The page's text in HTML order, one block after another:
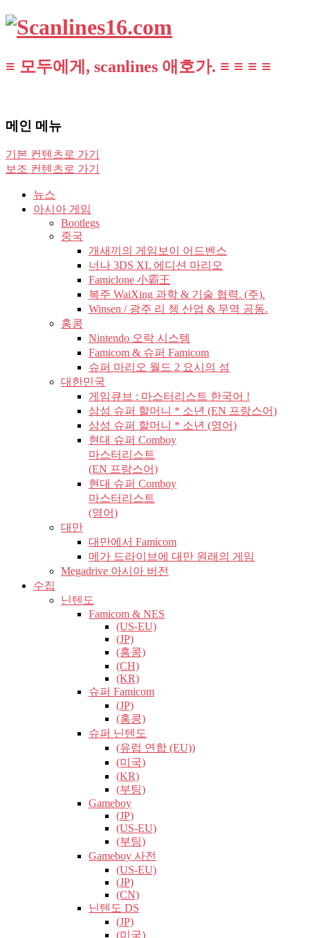
≡ 모두에게, scanlines 애호가. ≡ ≡ ≡ ≡
메인 메뉴
기본 컨텐츠로 가기
보조 컨텐츠로 가기
뉴스
아시아 게임
Bootlegs
중국
개새끼의 게임보이 어드벤스
너나 3DS XL 에디션 마리오
Famiclone 小霸王
복주 WaiXing 과학 & 기술 협력. (주).
Winsen / 광주 리 쳉 산업 & 무역 공동.
홍콩
Nintendo 오락 시스템
Famicom & 슈퍼 Famicom
슈퍼 마리오 월드 2 요시의 섬
대한민국
게임큐브 : 마스터리스트 한국어 !
삼성 슈퍼 할머니 * 소년 (EN 프랑스어)
삼성 슈퍼 할머니 * 소년 (영어)
현대 슈퍼 Comboy
마스터리스트
(EN 프랑스어)
현대 슈퍼 Comboy
마스터리스트
(영어)
대만
대만에서 Famicom
메가 드라이브에 대만 원래의 게임
Megadrive 아시아 버전
수집
닌텐도
Famicom & NES
(US-EU)
(JP)
(홍콩)
(CH)
(KR)
슈퍼 Famicom
(JP)
(홍콩)
슈퍼 닌텐도
(유럽​​ 연합 (EU))
(미국)
(KR)
(부팅)
Gameboy
(JP)
(US-EU)
(부팅)
Gameboy 사전
(US-EU)
(JP)
(CN)
닌텐도 DS
(JP)
(미국)